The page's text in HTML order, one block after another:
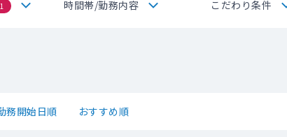
1 時間帯/勤務内容 こだわり条件
務開始日順 おすすめ順